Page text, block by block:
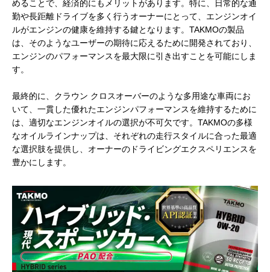
めることで、経済的にもメリットがあります。特に、日常的な通
勤や長距離ドライブを多く行うオーナーにとって、エンジンオイ
ルがエンジンの健康を維持する鍵となります。TAKMOの製品
は、そのようなユーザーの期待に応えるために開発されており、
エンジンのパフォーマンスを最大限に引き出すことを可能にしま
す。
最終的に、クラウン クロスオーバーのような多用途な車両にお
いて、一貫した優れたエンジンパフォーマンスを維持するために
は、適切なエンジンオイルの選択が不可欠です。TAKMOの多様
なオイルラインナップは、それぞれの走行スタイルに合った最適
な選択肢を提供し、オーナーのドライビングエクスペリエンスを
豊かにします。